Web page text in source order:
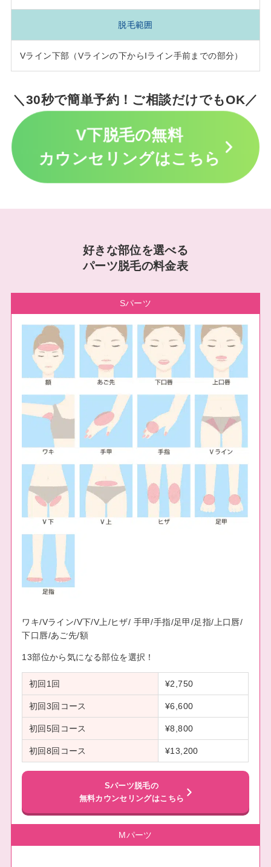
脱毛範囲
Vライン下部（Vラインの下からIライン手前までの部分）
＼30秒で簡単予約！ご相談だけでもOK／
V下脱毛の無料
カウンセリングはこちら
好きな部位を選べる
パーツ脱毛の料金表
Sパーツ
ワキ/Vライン/V下/V上/ヒザ/ 手甲/手指/足甲/足指/上口唇/
下口唇/あご先/額
13部位から気になる部位を選択！
初回1回 ¥2,750
初回3回コース ¥6,600
初回5回コース ¥8,800
初回8回コース ¥13,200
Sパーツ脱毛の
無料カウンセリングはこちら
Mパーツ